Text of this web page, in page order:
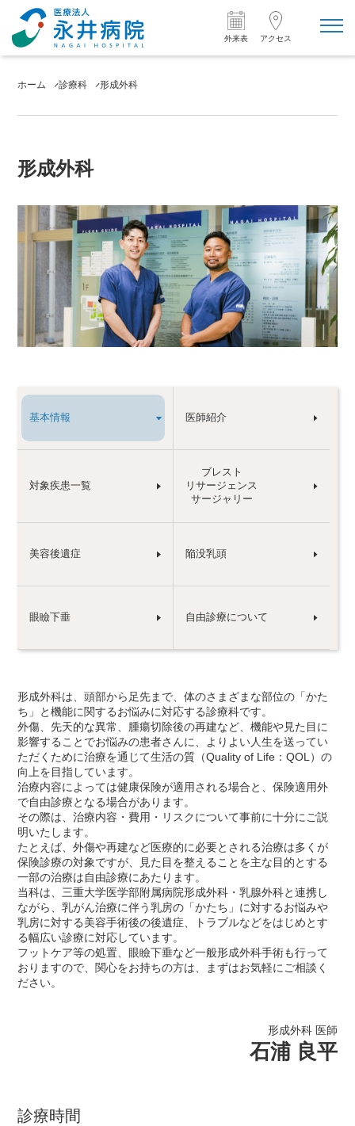
外来表 アクセス
ホーム 診療科 形成外科
形成外科
基本情報 医師紹介
対象疾患一覧
ブレスト
リサージェンス
サージャリー
美容後遺症 陥没乳頭
眼瞼下垂 自由診療について
形成外科は、頭部から足先まで、体のさまざまな部位の「かた
ち」と機能に関するお悩みに対応する診療科です。
外傷、先天的な異常、腫瘍切除後の再建など、機能や見た目に
影響することでお悩みの患者さんに、よりよい人生を送ってい
ただくために治療を通じて生活の質（Quality of Life：QOL）の
向上を目指しています。
治療内容によっては健康保険が適用される場合と、保険適用外
で自由診療となる場合があります。
その際は、治療内容・費用・リスクについて事前に十分にご説
明いたします。
たとえば、外傷や再建など医療的に必要とされる治療は多くが
保険診療の対象ですが、見た目を整えることを主な目的とする
一部の治療は自由診療にあたります。
当科は、三重大学医学部附属病院形成外科・乳腺外科と連携し
ながら、乳がん治療に伴う乳房の「かたち」に対するお悩みや
乳房に対する美容手術後の後遺症、トラブルなどをはじめとす
る幅広い診療に対応しています。
フットケア等の処置、眼瞼下垂など一般形成外科手術も行って
おりますので、関心をお持ちの方は、まずはお気軽にご相談く
ださい。
形成外科 医師
石浦 良平
診療時間